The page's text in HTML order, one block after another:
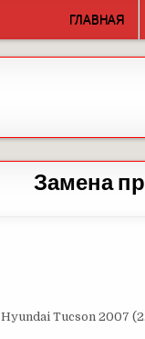
ГЛАВНАЯ
Замена
Hyundai Tucson 2007